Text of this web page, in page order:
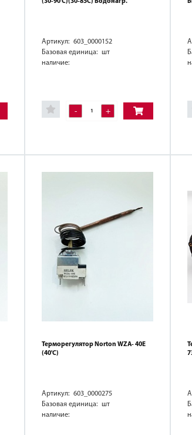
Артикул: 603_0000152
Базовая единица: шт
наличие:
- +
Терморегулятор Norton WZA- 40E
(40'C)
Артикул: 603_0000275
Базовая единица: шт
наличие: